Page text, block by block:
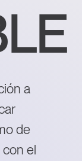
a
de
el